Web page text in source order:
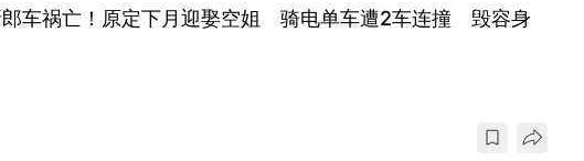
车祸亡！原定下月迎娶空姐 骑电单车遭2车连撞 毁容身